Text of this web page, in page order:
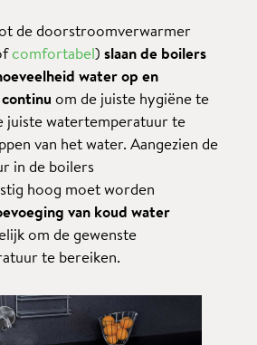
de doorstroomverwarmer
comfortabel)slaan de boilers
water op en
om de juiste hygiëne te
juiste watertemperatuur te
van het water. Aangezien de
in de boilers
hoog moet worden
van koud water
om de gewenste
te bereiken.